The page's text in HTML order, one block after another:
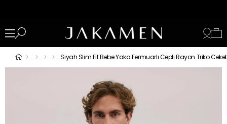
Siyah Slim Fit Bebe Yaka Fermuarlı Cepli Rayon Triko Ceket